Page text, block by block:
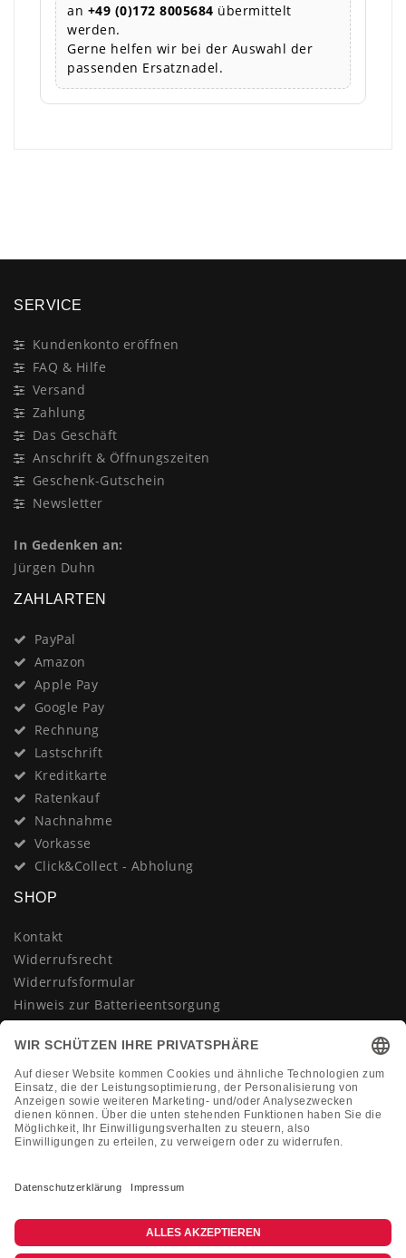
an +49 (0)172 8005684 übermittelt
werden.
Gerne helfen wir bei der Auswahl der
passenden Ersatznadel.
SERVICE
Kundenkonto eröffnen
FAQ & Hilfe
Versand
Zahlung
Das Geschäft
Anschrift & Öffnungszeiten
Geschenk-Gutschein
Newsletter
In Gedenken an:
Jürgen Duhn
ZAHLARTEN
PayPal
Amazon
Apple Pay
Google Pay
Rechnung
Lastschrift
Kreditkarte
Ratenkauf
Nachnahme
Vorkasse
Click&Collect - Abholung
SHOP
Kontakt
Widerrufsrecht
Widerrufsformular
Hinweis zur Batterieentsorgung
AGB
Impressum
Vertrag widerrufen
KONTAKT
Montag-Freitag 10:00-18:00 Uhr
shop@dienadel.de
Kieler Str. 18 - 41540 Dormagen